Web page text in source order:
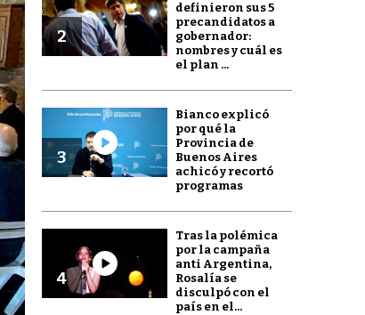
2
definieron sus 5
precandidatos a
gobernador:
nombres y cuál es
el plan ...
3
Bianco explicó
por qué la
Provincia de
Buenos Aires
achicó y recortó
programas
4
Tras la polémica
por la campaña
anti Argentina,
Rosalía se
disculpó con el
país en el...